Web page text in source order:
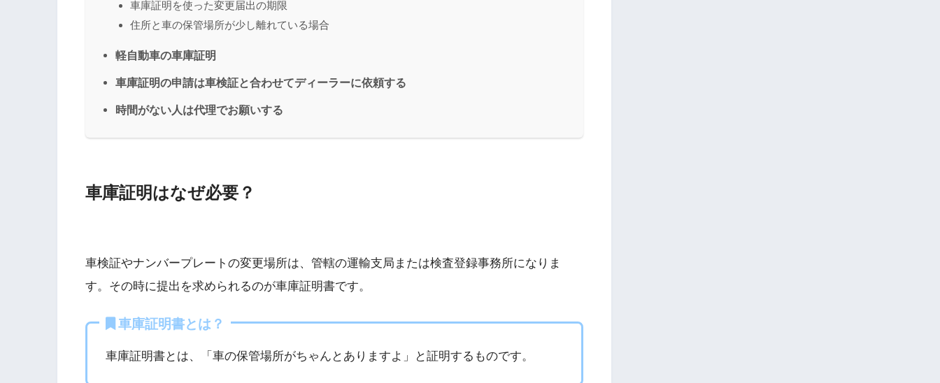
車庫証明を使った変更届出の期限
住所と車の保管場所が少し離れている場合
軽自動車の車庫証明
車庫証明の申請は車検証と合わせてディーラーに依頼する
時間がない人は代理でお願いする
車庫証明はなぜ必要？
車検証やナンバープレートの変更場所は、管轄の運輸支局または検査登録事務所になりま
す。その時に提出を求められるのが車庫証明書です。
車庫証明書とは？
車庫証明書とは、「車の保管場所がちゃんとありますよ」と証明するものです。